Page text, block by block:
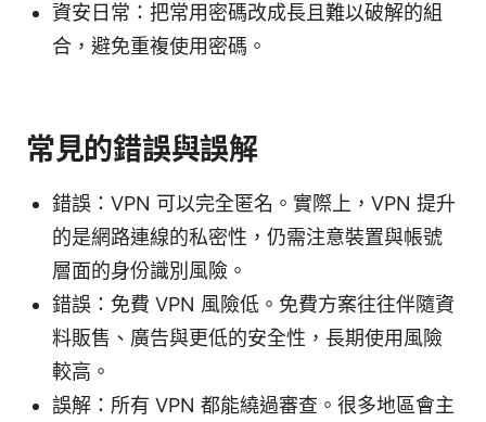
資安日常：把常用密碼改成長且難以破解的組
合，避免重複使用密碼。
常見的錯誤與誤解
錯誤：VPN 可以完全匿名。實際上，VPN 提升
的是網路連線的私密性，仍需注意裝置與帳號
層面的身份識別風險。
錯誤：免費 VPN 風險低。免費方案往往伴隨資
料販售、廣告與更低的安全性，長期使用風險
較高。
誤解：所有 VPN 都能繞過審查。很多地區會主